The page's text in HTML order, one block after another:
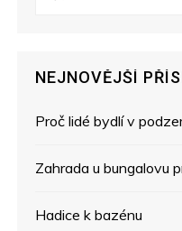
NEJNOVĚJŠÍ
Proč lidé bydlí v
Zahrada u bungalovu
Hadice k bazénu